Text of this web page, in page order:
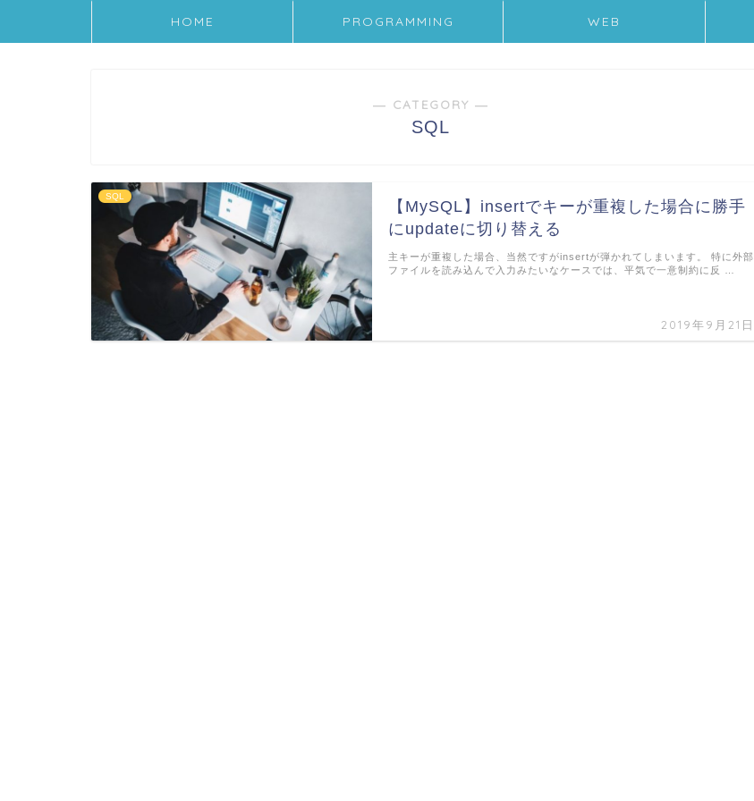
HOME PROGRAMMING WEB
― CATEGORY ―
SQL
SQL
【MySQL】insertでキーが重複した場合に勝手
にupdateに切り替える
2019年9月21日
主キーが重複した場合、当然ですがinsertが弾かれてしまいます。 特に外部
ファイルを読み込んで入力みたいなケースでは、平気で一意制約に反 …